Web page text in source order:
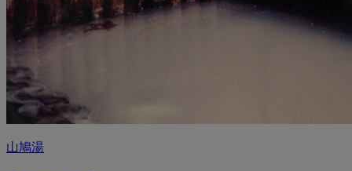
山鳩湯